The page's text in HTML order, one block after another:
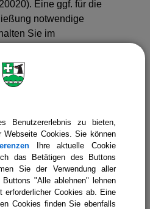
Eine ggf. für die
notwendige
Sie im
Uhr bis 12.30 Uhr
Uhr
Benutzererlebnis zu bieten,
Webseite Cookies. Sie können
Ihre aktuelle Cookie
das Betätigen des Buttons
Sie der Verwendung aller
"Alle ablehnen" lehnen
erforderlicher Cookies ab. Eine
Cookies finden Sie ebenfalls